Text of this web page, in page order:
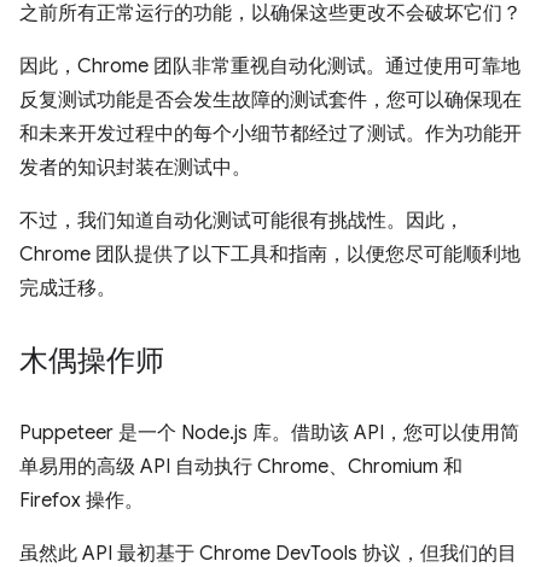
之前所有正常运行的功能，以确保这些更改不会破坏它们？
因此，Chrome 团队非常重视自动化测试。通过使用可靠地
反复测试功能是否会发生故障的测试套件，您可以确保现在
和未来开发过程中的每个小细节都经过了测试。作为功能开
发者的知识封装在测试中。
不过，我们知道自动化测试可能很有挑战性。因此，
Chrome 团队提供了以下工具和指南，以便您尽可能顺利地
完成迁移。
木偶操作师
Puppeteer 是一个 Node.js 库。借助该 API，您可以使用简
单易用的高级 API 自动执行 Chrome、Chromium 和
Firefox 操作。
虽然此 API 最初基于 Chrome DevTools 协议，但我们的目